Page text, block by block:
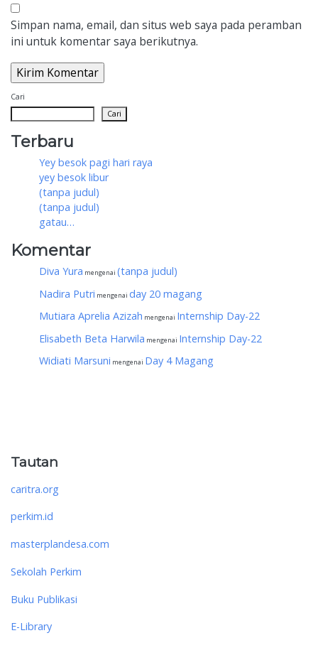
Simpan nama, email, dan situs web saya pada peramban
ini untuk komentar saya berikutnya.
Cari
Cari
Terbaru
Yey besok pagi hari raya
yey besok libur
(tanpa judul)
(tanpa judul)
gatau…
Komentar
Diva Yura mengenai (tanpa judul)
Nadira Putri mengenai day 20 magang
Mutiara Aprelia Azizah mengenai Internship Day-22
Elisabeth Beta Harwila mengenai Internship Day-22
Widiati Marsuni mengenai Day 4 Magang
Tautan
caritra.org
perkim.id
masterplandesa.com
Sekolah Perkim
Buku Publikasi
E-Library